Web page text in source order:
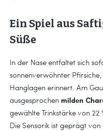
Ein Spiel aus
Süße
In der Nase entfaltet sich
sonnenverwöhnter
Hanglagen erinnert. Am
ausgesprochen milden
gewählte Trinkstärke von 22
Die Sensorik ist geprägt